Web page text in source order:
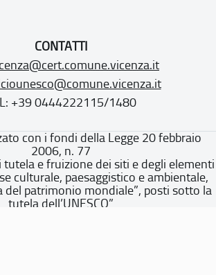
CONTATTI
+39 0444222115/1480
con i fondi della Legge 20 febbraio
2006, n. 77
tutela e fruizione dei siti e degli elementi
culturale, paesaggistico e ambientale,
del patrimonio mondiale”, posti sotto la
tutela dell’UNESCO”